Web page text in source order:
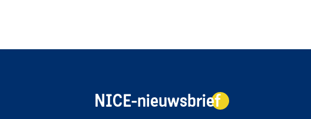
NICE-nieuwsbrief